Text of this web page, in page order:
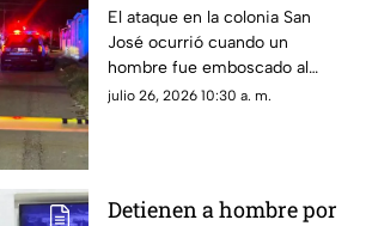
Chihuahua capital; así
lo emboscaron
El ataque en la colonia San
José ocurrió cuando un
hombre fue emboscado al
exterior de un presunto
julio 26, 2026 10:30 a. m.
Detienen a hombre por